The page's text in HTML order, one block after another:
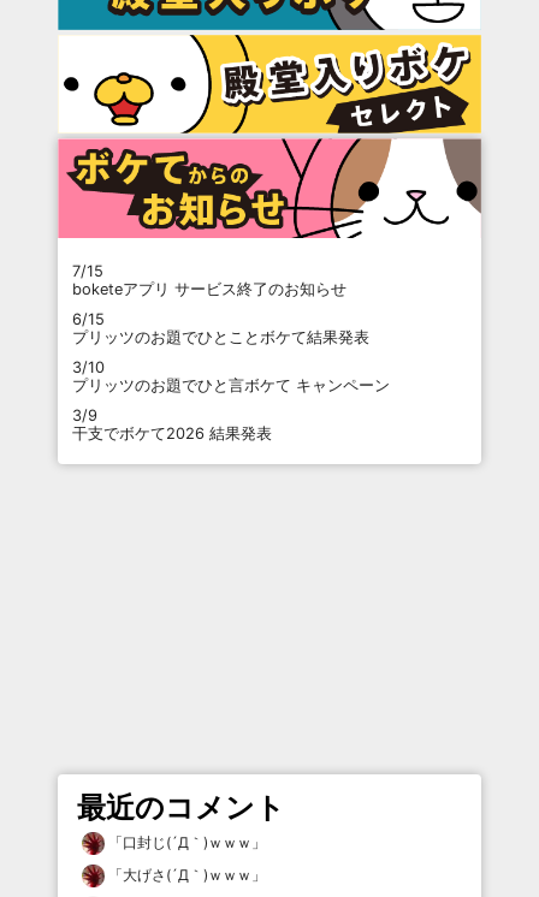
7/15
boketeアプリ サービス終了のお知らせ
6/15
プリッツのお題でひとことボケて結果発表
3/10
プリッツのお題でひと言ボケて キャンペーン
3/9
干支でボケて2026 結果発表
最近のコメント
「口封じ(´Д｀)ｗｗｗ 」
「大げさ(´Д｀)ｗｗｗ 」